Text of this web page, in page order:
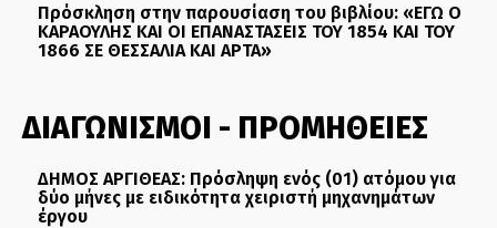
Πρόσκληση στην παρουσίαση του βιβλίου: «ΕΓΩ Ο
ΚΑΡΑΟΥΛΗΣ ΚΑΙ ΟΙ ΕΠΑΝΑΣΤΑΣΕΙΣ ΤΟΥ 1854 ΚΑΙ ΤΟΥ
1866 ΣΕ ΘΕΣΣΑΛΙΑ ΚΑΙ ΑΡΤΑ»
ΔΙΑΓΩΝΙΣΜΟΙ - ΠΡΟΜΗΘΕΙΕΣ
ΔΗΜΟΣ ΑΡΓΙΘΕΑΣ: Πρόσληψη ενός (01) ατόμου για
δύο μήνες με ειδικότητα χειριστή μηχανημάτων
έργου